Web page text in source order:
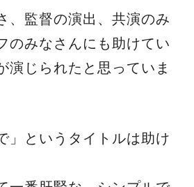
、監督の演出、共演のみ
のみなさんにも助けてい
演じられたと思っていま
」というタイトルは助け